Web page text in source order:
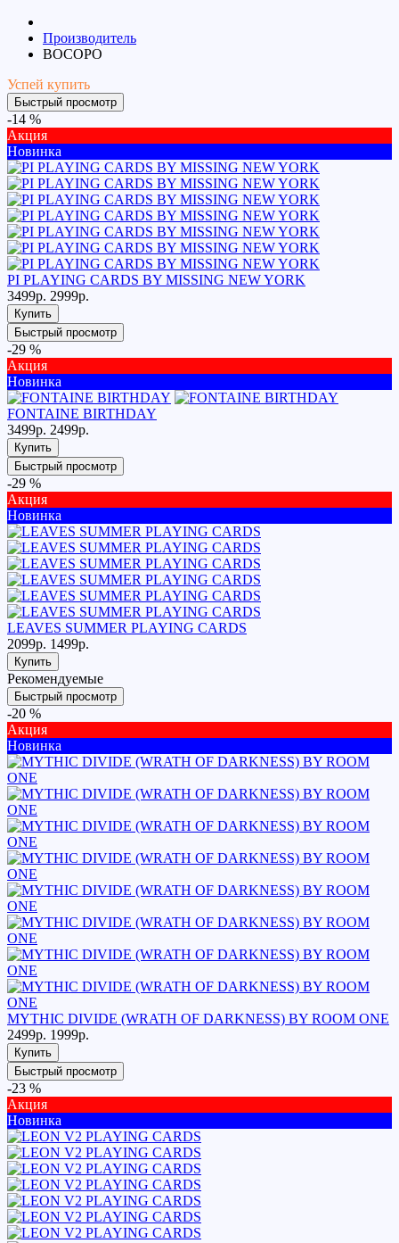
Производитель
BOCOPO
Успей купить
Быстрый просмотр
-14 %
Акция
Новинка
PI PLAYING CARDS BY MISSING NEW YORK
3499р. 2999р.
Купить
Быстрый просмотр
-29 %
Акция
Новинка
FONTAINE BIRTHDAY
3499р. 2499р.
Купить
Быстрый просмотр
-29 %
Акция
Новинка
LEAVES SUMMER PLAYING CARDS
2099р. 1499р.
Купить
Рекомендуемые
Быстрый просмотр
-20 %
Акция
Новинка
MYTHIC DIVIDE (WRATH OF DARKNESS) BY ROOM ONE
2499р. 1999р.
Купить
Быстрый просмотр
-23 %
Акция
Новинка